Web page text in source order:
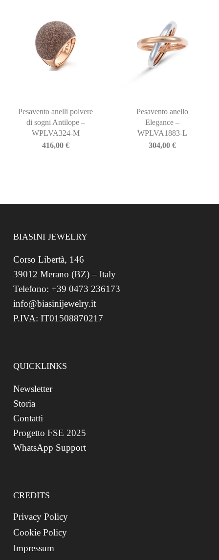
Pesavento anelli polvere
di sogni Antilope –
WPLVA324-M
416,00 €
Pesavento anello
Elegance –
WPLVA1883-L
304,00€
BIASINI JEWELRY
Corso Libertà, 146
39012 Merano (BZ) – Italy
Telefono: +39 0473 236173
info@biasinijewelry.it
P.IVA: IT01508870217
QUICKLINKS
Newsletter
Storia
Contatti
Progetto FSE 2025
WhatsApp Support
CREDITS
Privacy Policy
Cookie Policy
Impressum